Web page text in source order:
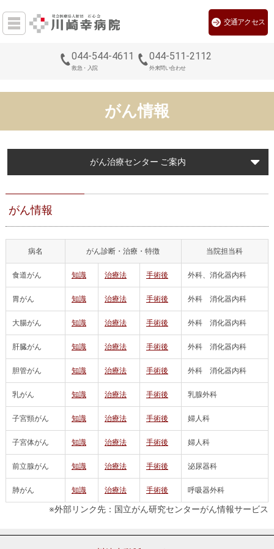
044-544-4611
救急・入院
044-511-2112
外来問い合わせ
交通アクセス
がん情報
がん治療センター ご案内
がん情報
病名 がん診断・治療・特徴 当院担当科
食道がん 知識 治療法 手術後 外科、消化器内科
胃がん 知識 治療法 手術後 外科 消化器内科
大腸がん 知識 治療法 手術後 外科 消化器内科
肝臓がん 知識 治療法 手術後 外科 消化器内科
胆管がん 知識 治療法 手術後 外科 消化器内科
乳がん 知識 治療法 手術後 乳腺外科
子宮頸がん 知識 治療法 手術後 婦人科
子宮体がん 知識 治療法 手術後 婦人科
前立腺がん 知識 治療法 手術後 泌尿器科
肺がん 知識 治療法 手術後 呼吸器外科
※外部リンク先：国立がん研究センターがん情報サービス